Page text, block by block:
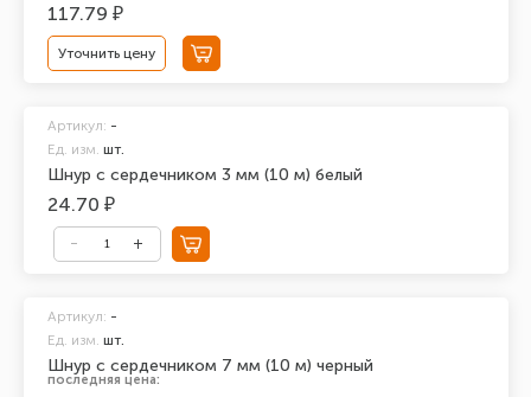
117.79 ₽
Уточнить цену
Шнур с сердечником 3 мм (10 м) белый
Артикул: -
Ед. изм. шт.
24.70 ₽
Шнур с сердечником 7 мм (10 м) черный
Артикул: -
Ед. изм. шт.
последняя цена: